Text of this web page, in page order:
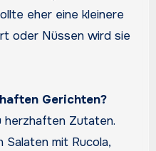
eher eine kleinere
oder Nüssen wird sie
Gerichten?
herzhaften Zutaten.
mit Rucola,